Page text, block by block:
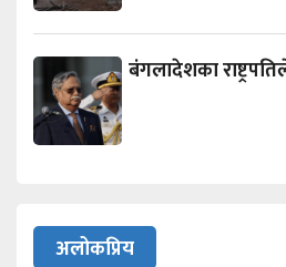
बंगलादेशका
अलोकप्रिय